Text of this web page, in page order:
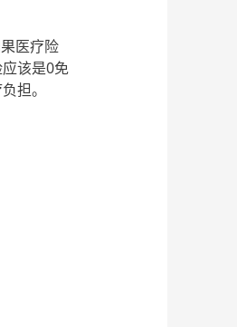
医疗险
该是0免
担。